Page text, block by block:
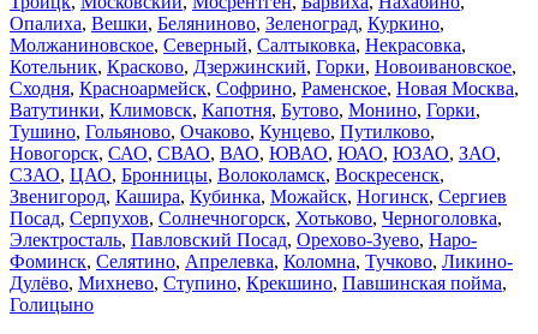
Опалиха, Вешки, Беляниново, Зеленоград, Куркино,
Молжаниновское, Северный, Салтыковка, Некрасовка,
Котельник, Красково, Дзержинский, Горки, Новоивановское,
Сходня, Красноармейск, Софрино, Раменское, Новая Москва,
Ватутинки, Климовск, Капотня, Бутово, Монино, Горки,
Тушино, Гольяново, Очаково, Кунцево, Путилково,
Новогорск, САО, СВАО, ВАО, ЮВАО, ЮАО, ЮЗАО, ЗАО,
СЗАО, ЦАО, Бронницы, Волоколамск, Воскресенск,
Звенигород, Кашира, Кубинка, Можайск, Ногинск, Сергиев
Посад, Серпухов, Солнечногорск, Хотьково, Черноголовка,
Электросталь, Павловский Посад, Орехово-Зуево, Наро-
Фоминск, Селятино, Апрелевка, Коломна, Тучково, Ликино-
Дулёво, Михнево, Ступино, Крекшино, Павшинская пойма,
Голицыно